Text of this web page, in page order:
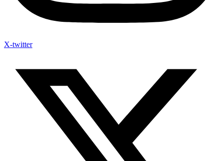
X-twitter